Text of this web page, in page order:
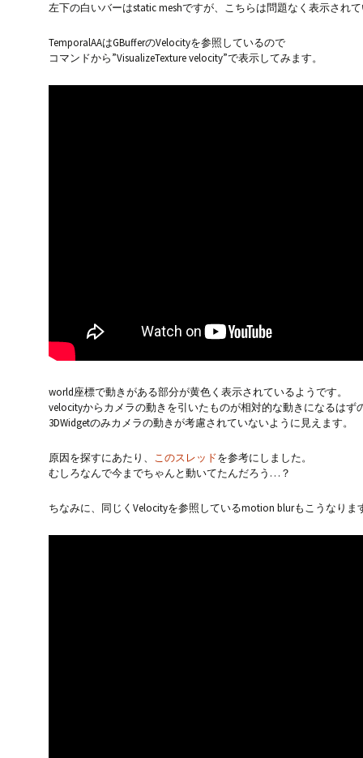
左下の白いバーはstatic meshですが、こちらは問題なく表示され
TemporalAAはGBufferのVelocityを参照しているので
コマンドから”VisualizeTexture velocity”で表示してみます。
world座標で動きがある部分が黄色く表示されているようです。
velocityからカメラの動きを引いたものが相対的な動きになるはず
3DWidgetのみカメラの動きが考慮されていないように見えます。
原因を探すにあたり、 このスレッドを参考にしました。
むしろなんで今までちゃんと動いてたんだろう…？
ちなみに、同じくVelocityを参照しているmotion blurもこうなりま